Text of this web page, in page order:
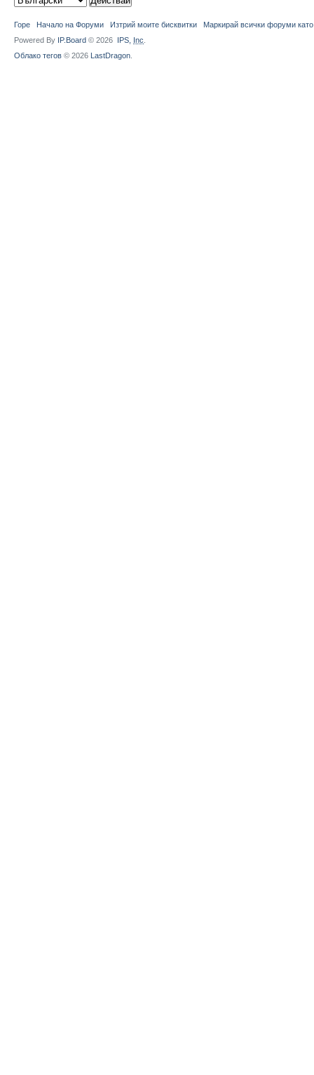
Горе Начало на Форуми Изтрий моите бисквитки
Маркирай всички форуми
Powered By IP.Board © 2026 IPS, Inc
Облако тегов © 2026 LastDragon